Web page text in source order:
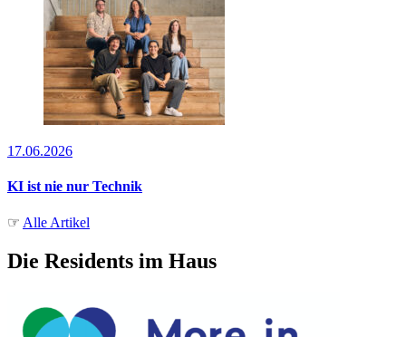
17.06.2026
KI ist nie nur Technik
☞ Alle Artikel
Die Residents im Haus